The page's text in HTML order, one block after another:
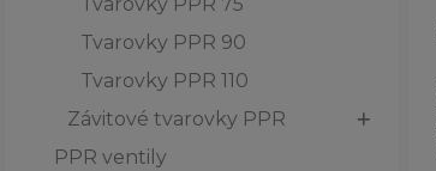
Tvarovky PPR 90
Tvarovky PPR 110
Závitové tvarovky PPR
PPR ventily